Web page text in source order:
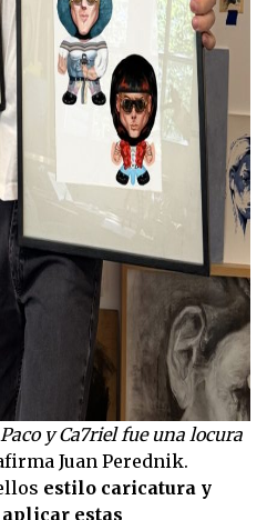
y Ca7riel fue una locura
Juan Perednik.
estilo caricatura y
aplicar estas